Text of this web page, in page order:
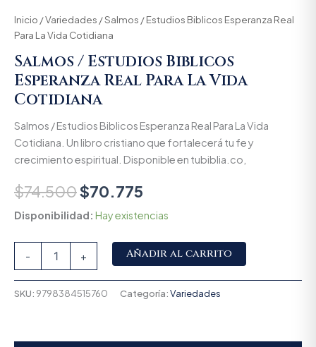
Inicio /Variedades / Salmos / Estudios Biblicos Esperanza Real
Para La Vida Cotidiana
Salmos / Estudios Biblicos
Esperanza Real Para La Vida
Cotidiana
Salmos / Estudios Biblicos Esperanza Real Para La Vida
Cotidiana. Un libro cristiano que fortalecerá tu fe y
crecimiento espiritual. Disponible en tubiblia.co,
$74.500$70.775
Disponibilidad: Hay existencias
- + Añadir al carrito
SKU: 9798384515760 Categoría:Variedades